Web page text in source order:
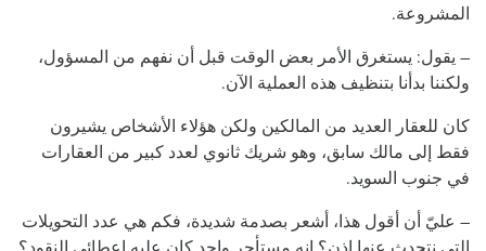
المشروعة.
– يقول: يستغرق الأمر بعض الوقت قبل أن نفهم من المسؤول،
ولكننا بدأنا بتنظيف هذه العملية الآن.
كان للعقار العديد من المالكين ولكن هؤلاء الأشخاص يشيرون
فقط إلى مالك سابق، وهو شريك ثانوي لعدد كبير من العقارات
في جنوب السويد.
– عليّ أن أقول هذا، أشعر بصدمة شديدة، فكم هي عدد التحويلات